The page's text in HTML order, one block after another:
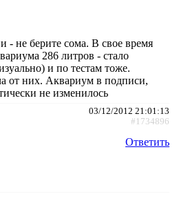
- не берите сома. В свое время
286 литров - стало
и по тестам тоже.
от них. Аквариум в подписи,
не изменилось
03/12/2012 21:01:13
#1734896
Ответить